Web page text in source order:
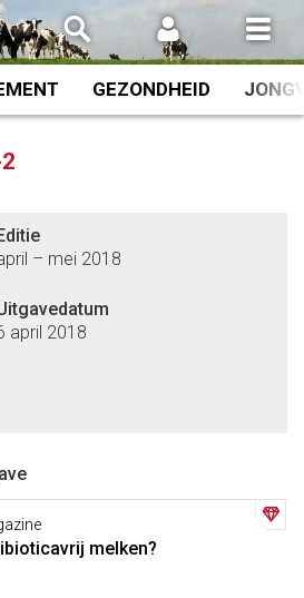
GEZONDHEID
– mei 2018
april 2018
melken?